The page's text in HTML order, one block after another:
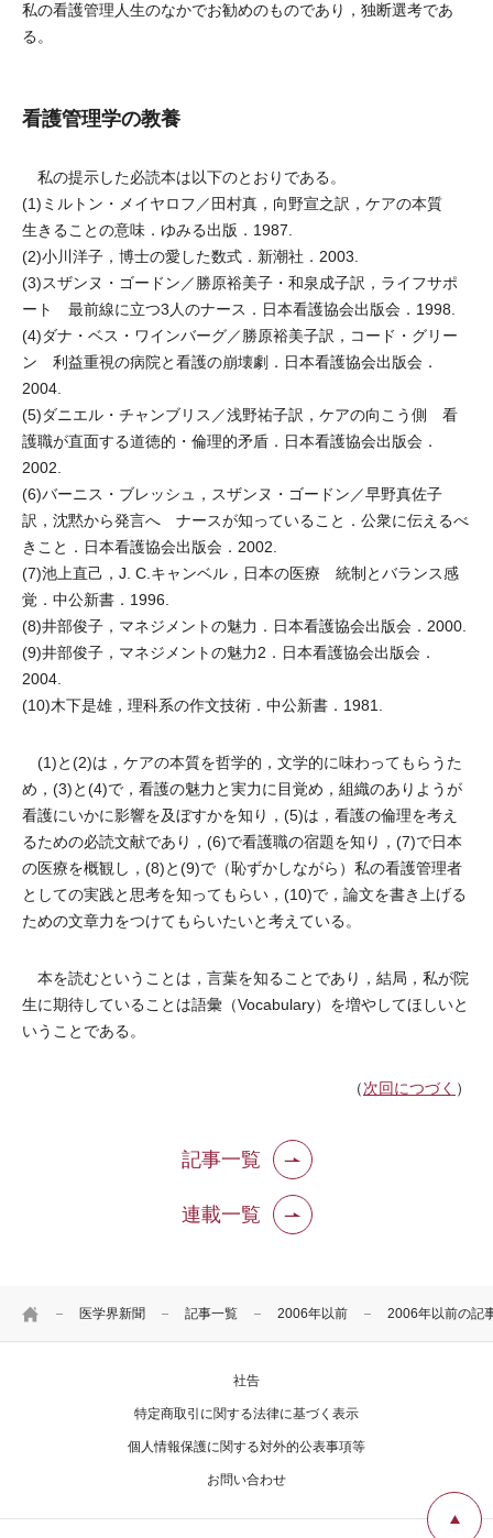
HOME 医学界新聞 記事一覧 2006年以前 2006年以前の記
私の看護管理人生のなかでお勧めのものであり，独断選考であ
る。
看護管理学の教養
私の提示した必読本は以下のとおりである。
(1)ミルトン・メイヤロフ／田村真，向野宣之訳，ケアの本質
生きることの意味．ゆみる出版．1987.
(2)小川洋子，博士の愛した数式．新潮社．2003.
(3)スザンヌ・ゴードン／勝原裕美子・和泉成子訳，ライフサポ
ート 最前線に立つ3人のナース．日本看護協会出版会．1998.
(4)ダナ・ベス・ワインバーグ／勝原裕美子訳，コード・グリー
ン 利益重視の病院と看護の崩壊劇．日本看護協会出版会．
2004.
(5)ダニエル・チャンブリス／浅野祐子訳，ケアの向こう側 看
護職が直面する道徳的・倫理的矛盾．日本看護協会出版会．
2002.
(6)バーニス・ブレッシュ，スザンヌ・ゴードン／早野真佐子
訳，沈黙から発言へ ナースが知っていること．公衆に伝えるべ
きこと．日本看護協会出版会．2002.
(7)池上直己，J. C.キャンベル，日本の医療 統制とバランス感
覚．中公新書．1996.
(8)井部俊子，マネジメントの魅力．日本看護協会出版会．2000.
(9)井部俊子，マネジメントの魅力2．日本看護協会出版会．
2004.
(10)木下是雄，理科系の作文技術．中公新書．1981.
(1)と(2)は，ケアの本質を哲学的，文学的に味わってもらうた
め，(3)と(4)で，看護の魅力と実力に目覚め，組織のありようが
看護にいかに影響を及ぼすかを知り，(5)は，看護の倫理を考え
るための必読文献であり，(6)で看護職の宿題を知り，(7)で日本
の医療を概観し，(8)と(9)で（恥ずかしながら）私の看護管理者
としての実践と思考を知ってもらい，(10)で，論文を書き上げる
ための文章力をつけてもらいたいと考えている。
本を読むということは，言葉を知ることであり，結局，私が院
生に期待していることは語彙（Vocabulary）を増やしてほしいと
いうことである。
（次回につづく ）
記事一覧
連載一覧
社告
特定商取引に関する法律に基づく表示
個人情報保護に関する対外的公表事項等
お問い合わせ